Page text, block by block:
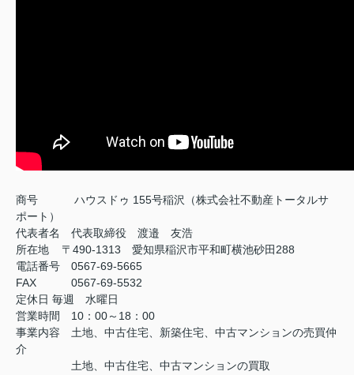
商号
ハウスドゥ 155号稲沢（株式会社不動産トータルサ
ポート）
代表者名 代表取締役 渡邉 友浩
所在地 〒490-1313 愛知県稲沢市平和町横池砂田288
電話番号 0567-69-5665
FAX
0567-69-5532
定休日 毎週 水曜日
営業時間 10：00～18：00
事業内容 土地、中古住宅、新築住宅、中古マンションの売買仲
介
土地、中古住宅、中古マンションの買取